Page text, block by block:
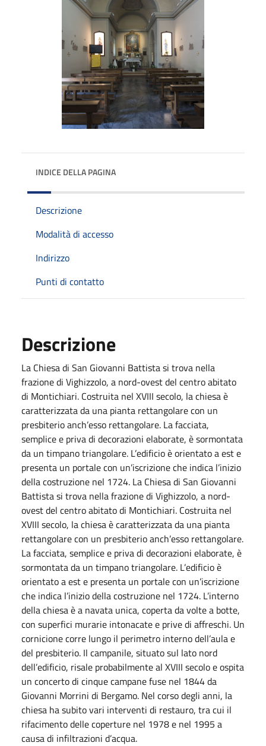
INDICE DELLA PAGINA
Descrizione
Modalità di accesso
Indirizzo
Punti di contatto
Descrizione
La Chiesa di San Giovanni Battista si trova nella
frazione di Vighizzolo, a nord-ovest del centro abitato
di Montichiari. Costruita nel XVIII secolo, la chiesa è
caratterizzata da una pianta rettangolare con un
presbiterio anch’esso rettangolare. La facciata,
semplice e priva di decorazioni elaborate, è sormontata
da un timpano triangolare. L’edificio è orientato a est e
presenta un portale con un’iscrizione che indica l’inizio
della costruzione nel 1724. La Chiesa di San Giovanni
Battista si trova nella frazione di Vighizzolo, a nord-
ovest del centro abitato di Montichiari. Costruita nel
XVIII secolo, la chiesa è caratterizzata da una pianta
rettangolare con un presbiterio anch’esso rettangolare.
La facciata, semplice e priva di decorazioni elaborate, è
sormontata da un timpano triangolare. L’edificio è
orientato a est e presenta un portale con un’iscrizione
che indica l’inizio della costruzione nel 1724. L’interno
della chiesa è a navata unica, coperta da volte a botte,
con superfici murarie intonacate e prive di affreschi. Un
cornicione corre lungo il perimetro interno dell’aula e
del presbiterio. Il campanile, situato sul lato nord
dell’edificio, risale probabilmente al XVIII secolo e ospita
un concerto di cinque campane fuse nel 1844 da
Giovanni Morrini di Bergamo. Nel corso degli anni, la
chiesa ha subito vari interventi di restauro, tra cui il
rifacimento delle coperture nel 1978 e nel 1995 a
causa di infiltrazioni d’acqua.